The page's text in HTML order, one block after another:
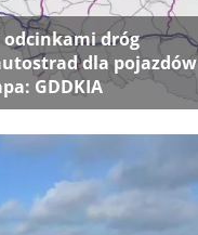
odcinkami dróg
dla pojazdów
GDDKIA